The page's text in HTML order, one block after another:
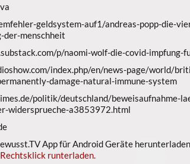
geldsystem-auf1/andreas-popp-die-
der-menschheit
p/naomi-wolf-die-covid-impfung-
index.php/en/news-page/world/
damage-natural-immune-system
politik/deutschland/beweisaufnahme-
widersprueche-a3853972.html
App für Android Geräte
runterladen.